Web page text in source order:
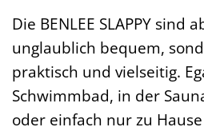
Die BENLEE SLAPPY sind
unglaublich bequem,
praktisch und vielseitig.
Schwimmbad, in der
oder einfach nur zu